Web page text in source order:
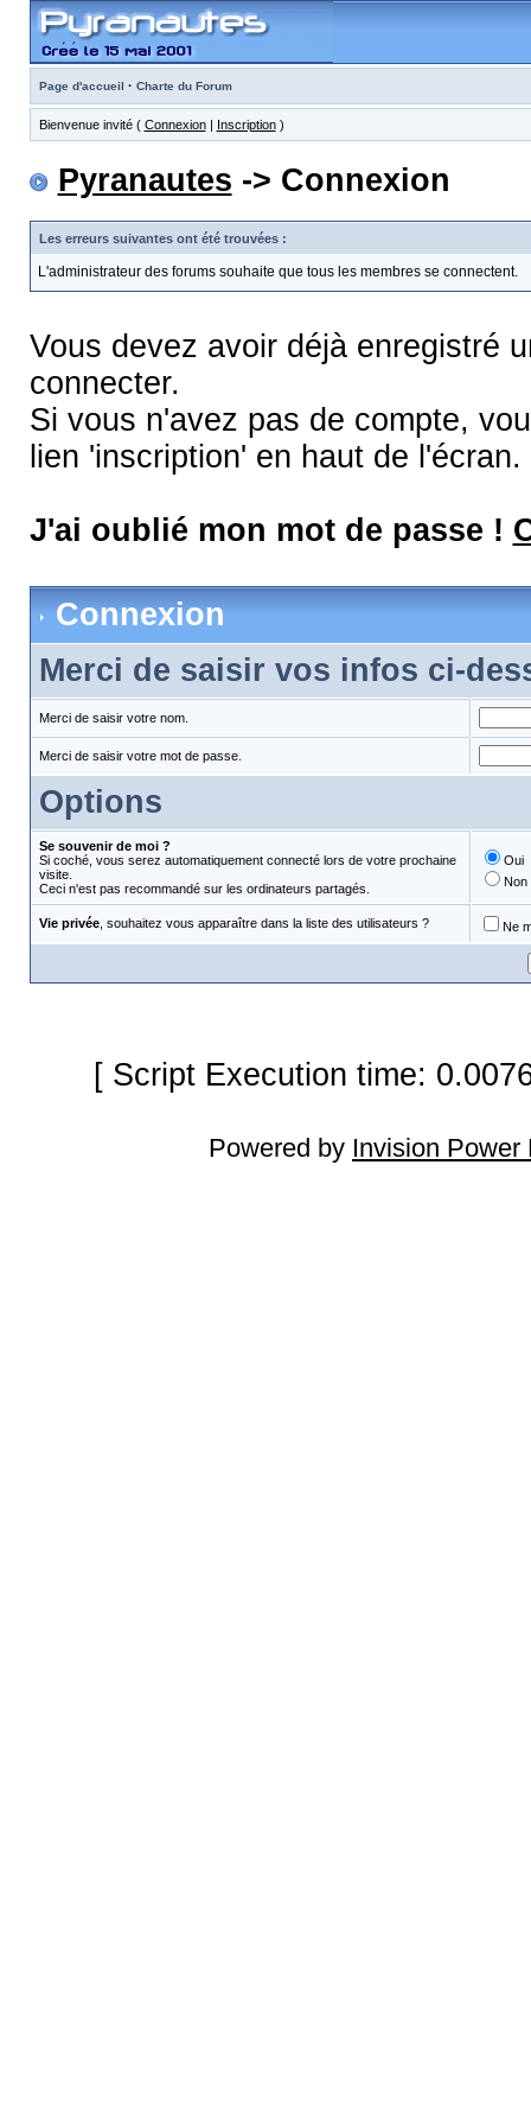
Page d'accueil · Charte du Forum
Bienvenue invité ( Connexion| Inscription)
Pyranautes -> Connexion
Les erreurs suivantes ont été trouvées :
L'administrateur des forums souhaite que tous les membres se connectent.
Vous devez avoir déjà enregistré
connecter.
Si vous n'avez pas de compte,
lien 'inscription' en haut de l'écran.
J'ai oublié mon mot de passe !
Connexion
Merci de saisir vos infos ci-
Merci de saisir votre nom.
Merci de saisir votre mot de passe.
Options
Se souvenir de moi ?
Si coché, vous serez automatiquement connecté lors de votre prochaine
visite.
Ceci n'est pas recommandé sur les ordinateurs partagés.
Oui
Non
Vie privée, souhaitez vous apparaître dans la liste des utilisateurs ? Ne
[ Script Execution time:
Powered by Invision Power